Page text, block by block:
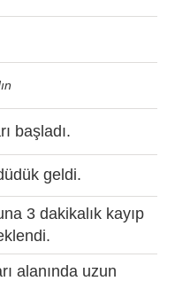
başladı.
geldi.
3 dakikalık kayıp
alanında uzun